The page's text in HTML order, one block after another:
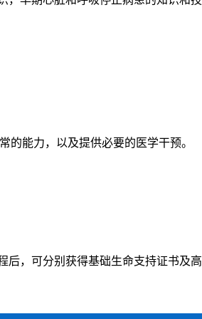
的能力，以及提供必要的医学干预。
后，可分别获得基础生命支持证书及